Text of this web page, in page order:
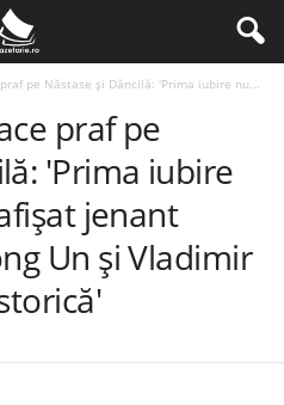
pe Năstase și Dăncilă: 'Prima iubire nu...
praf pe
'Prima iubire
jenant
Un și Vladimir